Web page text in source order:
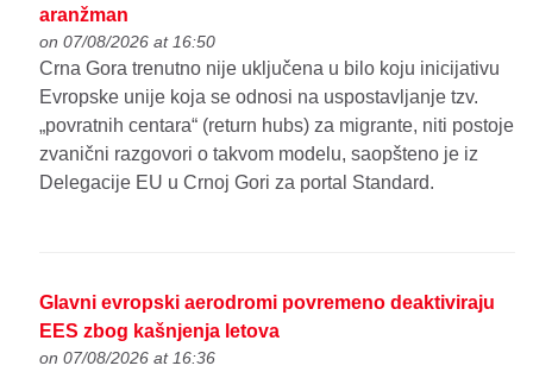
aranžman
on 07/08/2026 at 16:50
Crna Gora trenutno nije uključena u bilo koju inicijativu
Evropske unije koja se odnosi na uspostavljanje tzv.
„povratnih centara“ (return hubs) za migrante, niti postoje
zvanični razgovori o takvom modelu, saopšteno je iz
Delegacije EU u Crnoj Gori za portal Standard.
Glavni evropski aerodromi povremeno deaktiviraju
EES zbog kašnjenja letova
on 07/08/2026 at 16:36